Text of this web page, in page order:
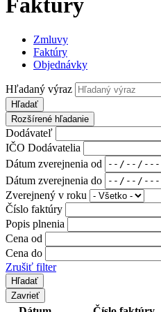
Faktúry
Zmluvy
Faktúry
Objednávky
Hľadaný výraz
Hľadať
Rozšírené hľadanie
Dodávateľ
IČO Dodávatelia
Dátum zverejnenia od
Dátum zverejnenia do
Zverejnený v roku
Číslo faktúry
Popis plnenia
Cena od
Cena do
Zrušiť filter
Zavrieť